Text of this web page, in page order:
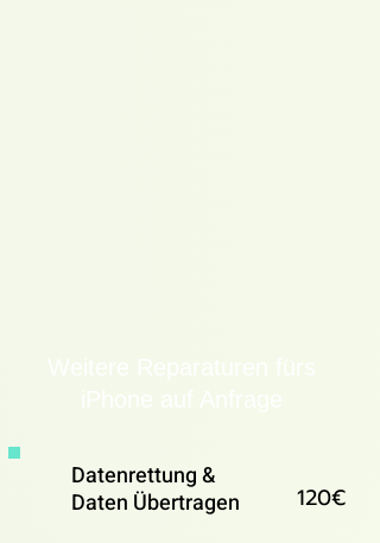
Datenrettung &
Daten Übertragen
120€